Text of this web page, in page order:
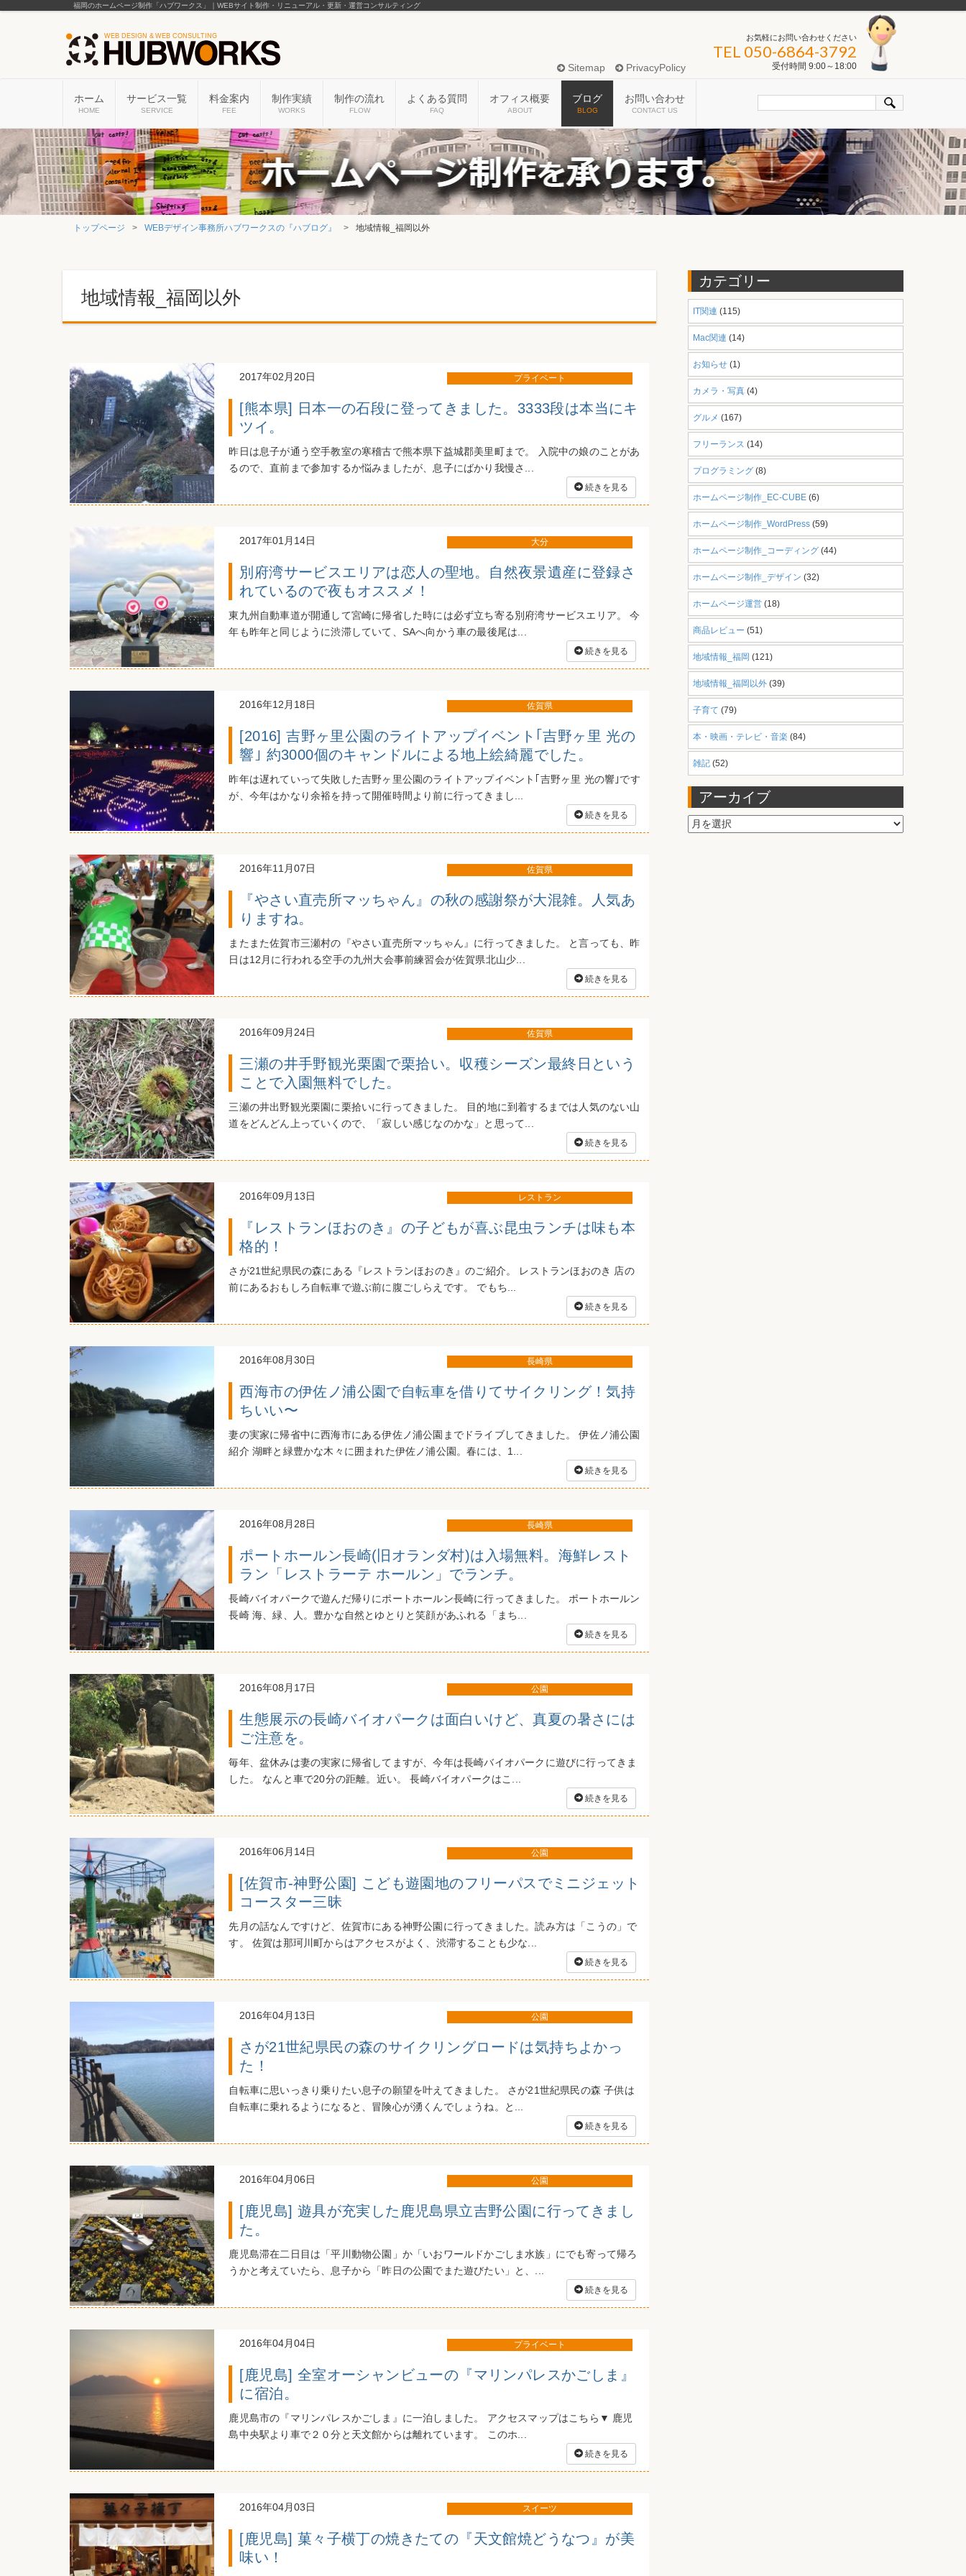
福岡のホームページ制作「ハブワークス」｜WEBサイト制作・リニューアル・更新・運営コンサルティング
Sitemap PrivacyPolicy
お気軽にお問い合わせください
TEL 050-6864-3792
受付時間 9:00～18:00
ホーム
HOME
サービス一覧
SERVICE
料金案内
FEE
制作実績
WORKS
制作の流れ
FLOW
よくある質問
FAQ
オフィス概要
ABOUT
ブログ
BLOG
お問い合わせ
CONTACT US
トップページ WEBデザイン事務所ハブワークスの『ハブログ』 地域情報_福岡以外
地域情報_福岡以外
2017年02月20日 プライベート
[熊本県] 日本一の石段に登ってきました。3333段は本当にキ
ツイ。
昨日は息子が通う空手教室の寒稽古で熊本県下益城郡美里町まで。 入院中の娘のことがあ
るので、直前まで参加するか悩みましたが、息子にばかり我慢さ...
続きを見る
2017年01月14日 大分
別府湾サービスエリアは恋人の聖地。自然夜景遺産に登録さ
れているので夜もオススメ！
東九州自動車道が開通して宮崎に帰省した時には必ず立ち寄る別府湾サービスエリア。 今
年も昨年と同じように渋滞していて、SAへ向かう車の最後尾は...
続きを見る
2016年12月18日 佐賀県
[2016] 吉野ヶ里公園のライトアップイベント｢吉野ヶ里 光の
響｣ 約3000個のキャンドルによる地上絵綺麗でした。
昨年は遅れていって失敗した吉野ヶ里公園のライトアップイベント｢吉野ヶ里 光の響｣です
が、今年はかなり余裕を持って開催時間より前に行ってきまし...
続きを見る
2016年11月07日 佐賀県
『やさい直売所マッちゃん』の秋の感謝祭が大混雑。人気あ
りますね。
またまた佐賀市三瀬村の『やさい直売所マッちゃん』に行ってきました。 と言っても、昨
日は12月に行われる空手の九州大会事前練習会が佐賀県北山少...
続きを見る
2016年09月24日 佐賀県
三瀬の井手野観光栗園で栗拾い。収穫シーズン最終日という
ことで入園無料でした。
三瀬の井出野観光栗園に栗拾いに行ってきました。 目的地に到着するまでは人気のない山
道をどんどん上っていくので、「寂しい感じなのかな」と思って...
続きを見る
2016年09月13日 レストラン
『レストランほおのき』の子どもが喜ぶ昆虫ランチは味も本
格的！
さが21世紀県民の森にある『レストランほおのき』のご紹介。 レストランほおのき 店の
前にあるおもしろ自転車で遊ぶ前に腹ごしらえです。 でもち...
続きを見る
2016年08月30日 長崎県
西海市の伊佐ノ浦公園で自転車を借りてサイクリング！気持
ちいい〜
妻の実家に帰省中に西海市にある伊佐ノ浦公園までドライブしてきました。 伊佐ノ浦公園
紹介 湖畔と緑豊かな木々に囲まれた伊佐ノ浦公園。春には、1...
続きを見る
2016年08月28日 長崎県
ポートホールン長崎(旧オランダ村)は入場無料。海鮮レスト
ラン「レストラーテ ホールン」でランチ。
長崎バイオパークで遊んだ帰りにポートホールン長崎に行ってきました。 ポートホールン
長崎 海、緑、人。豊かな自然とゆとりと笑顔があふれる「まち...
続きを見る
2016年08月17日 公園
生態展示の長崎バイオパークは面白いけど、真夏の暑さには
ご注意を。
毎年、盆休みは妻の実家に帰省してますが、今年は長崎バイオパークに遊びに行ってきま
した。 なんと車で20分の距離。近い。 長崎バイオパークはこ...
続きを見る
2016年06月14日 公園
[佐賀市-神野公園] こども遊園地のフリーパスでミニジェット
コースター三昧
先月の話なんですけど、佐賀市にある神野公園に行ってきました。読み方は「こうの」で
す。 佐賀は那珂川町からはアクセスがよく、渋滞することも少な...
続きを見る
2016年04月13日 公園
さが21世紀県民の森のサイクリングロードは気持ちよかっ
た！
自転車に思いっきり乗りたい息子の願望を叶えてきました。 さが21世紀県民の森 子供は
自転車に乗れるようになると、冒険心が湧くんでしょうね。と...
続きを見る
2016年04月06日 公園
[鹿児島] 遊具が充実した鹿児島県立吉野公園に行ってきまし
た。
鹿児島滞在二日目は「平川動物公園」か「いおワールドかごしま水族」にでも寄って帰ろ
うかと考えていたら、息子から「昨日の公園でまた遊びたい」と、...
続きを見る
2016年04月04日 プライベート
[鹿児島] 全室オーシャンビューの『マリンパレスかごしま』
に宿泊。
鹿児島市の『マリンパレスかごしま』に一泊しました。 アクセスマップはこちら▼ 鹿児
島中央駅より車で２０分と天文館からは離れています。 このホ...
続きを見る
2016年04月03日 スイーツ
[鹿児島] 菓々子横丁の焼きたての『天文館焼どうなつ』が美
味い！
カテゴリー
IT関連 (115)
Mac関連 (14)
お知らせ(1)
カメラ・写真(4)
グルメ (167)
フリーランス (14)
プログラミング(8)
ホームページ制作_EC-CUBE(6)
ホームページ制作_WordPress(59)
ホームページ制作_コーディング(44)
ホームページ制作_デザイン (32)
ホームページ運営(18)
商品レビュー (51)
地域情報_福岡 (121)
地域情報_福岡以外(39)
子育て (79)
本・映画・テレビ・音楽 (84)
雑記(52)
アーカイブ
ア
ー